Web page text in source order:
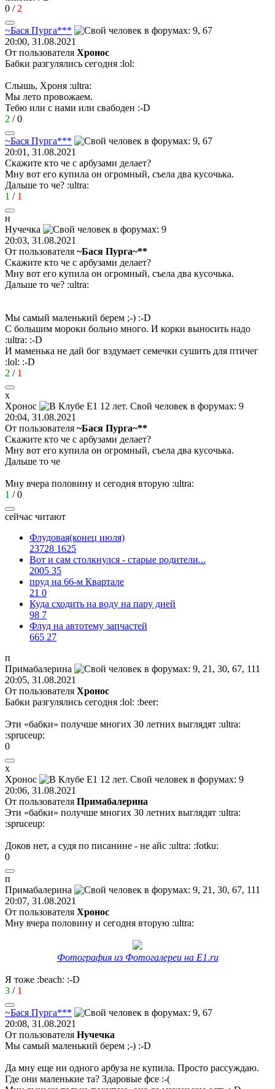
0 / 2
~Бася Пурга***
20:00, 31.08.2021
От пользователя Хронос
Бабки разгулялись сегодня :lol:
Слышь, Хроня :ultra:
Мы лето провожаем.
Тебю или с нами или свабоден :-D
2 /0
~Бася Пурга***
20:01, 31.08.2021
Скажите кто че с арбузами делает?
Мну вот его купила он огромный, съела два кусочька.
Дальше то че? :ultra:
1 / 1
н
Нучечка
20:03, 31.08.2021
От пользователя ~Бася Пурга~**
Скажите кто че с арбузами делает?
Мну вот его купила он огромный, съела два кусочька.
Дальше то че? :ultra:
Мы самый маленький берем ;-) :-D
С большим мороки больно много. И корки выносить надо
:ultra: :-D
И маменька не дай бог вздумает семечки сушить для птичег
:lol: :-D
2 / 1
х
Хронос
20:04, 31.08.2021
От пользователя ~Бася Пурга~**
Скажите кто че с арбузами делает?
Мну вот его купила он огромный, съела два кусочька.
Дальше то че
Мну вчера половину и сегодня вторую :ultra:
1 /0
сейчас читают
Флудовая(конец июля)
23728 1625
Вот и сам столкнулся - старые родители...
2005 35
пруд на 66-м Квартале
21 0
Куда сходить на воду на пару дней
98 7
Флуд на автотему запчастей
665 27
п
Примaбaлерина
20:05, 31.08.2021
От пользователя Хронос
Бабки разгулялись сегодня :lol: :beer:
Эти «бабки» получше многих 30 летних выглядят :ultra:
:spruceup:
0
х
Хронос
20:06, 31.08.2021
От пользователя Примaбaлерина
Эти «бабки» получше многих 30 летних выглядят :ultra:
:spruceup:
Доков нет, а судя по писанине - не айс :ultra: :fotku:
0
п
Примaбaлерина
20:07, 31.08.2021
От пользователя Хронос
Мну вчера половину и сегодня вторую :ultra:
Фотография из Фотогалереи на E1.ru
Я тоже :beach: :-D
3 / 1
~Бася Пурга***
20:08, 31.08.2021
От пользователя Нучечка
Мы самый маленький берем ;-) :-D
Да мну еще ни одного арбуза не купила. Просто рассуждаю.
Где они маленькие та? Здаровые фсе :-(